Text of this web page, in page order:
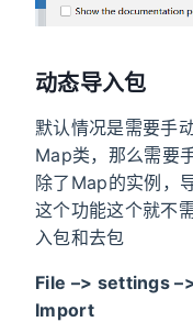
动态导入包
默认情况是需要手
Map类，那么需要
除了Map的实例，
这个功能这个就不
入包和去包
File –> settings
Import